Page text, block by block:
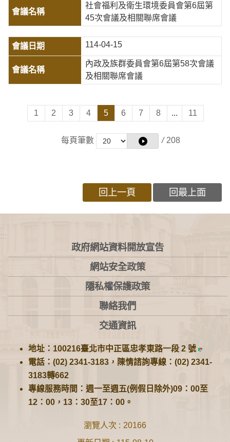
社會福利及衛生環境委員會第6屆第
45次會議及相關聯席會議
114-04-15
內政及族群委員會第6屆第58次會議
及相關聯席會議
1 2 3 4 5 6 7 8 ... 11
每頁筆數 / 208
回上一頁 回最上面
:::
政府網站資料開放宣告
網站安全政策
隱私權保護政策
聯絡我們
交通資訊
地址：100216臺北市中正區忠孝東路一段 2 號
電話：(02) 2341-3183，陳情諮詢專線：(02) 2341-
3183轉662
專線服務時間：週一至週五(例假日除外)09：00至
12：00，13：30至17：00。
瀏覽人次
20166